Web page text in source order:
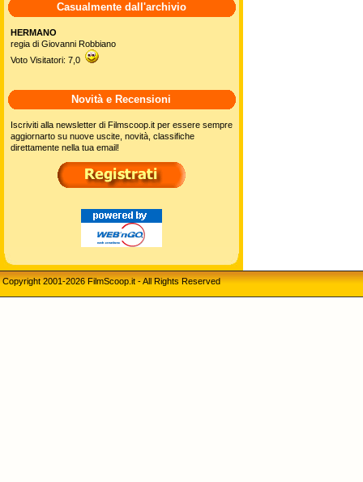
Casualmente dall'archivio
HERMANO
regia di Giovanni Robbiano
Voto Visitatori: 7,0
Novità e Recensioni
Iscriviti alla newsletter di Filmscoop.it per essere sempre
aggiornarto su nuove uscite, novità, classifiche
direttamente nella tua email!
Copyright 2001-2026 FilmScoop.it - All Rights Reserved